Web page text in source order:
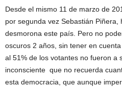
Desde el mismo 11 de marzo de
por segunda vez Sebastián
desmorona este país. Pero no
oscuros 2 años, sin tener en
al 51% de los votantes no fueron a
inconsciente que no recuerda
esta democracia, que aunque